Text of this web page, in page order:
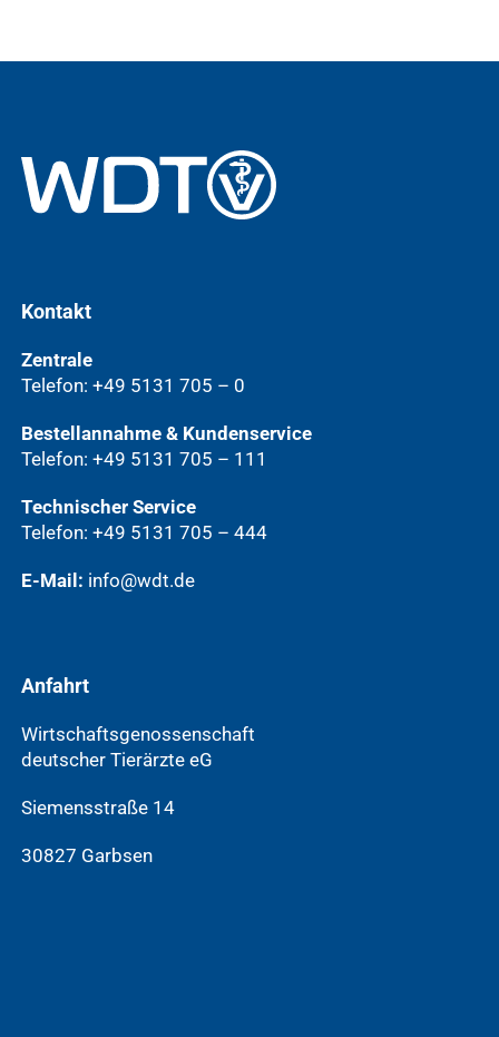
Kontakt
Zentrale
Telefon: +49 5131 705 – 0
Bestellannahme & Kundenservice
Telefon: +49 5131 705 – 111
Technischer Service
Telefon: +49 5131 705 – 444
E-Mail: info@wdt.de
Anfahrt
Wirtschaftsgenossenschaft
deutscher Tierärzte eG
Siemensstraße 14
30827 Garbsen